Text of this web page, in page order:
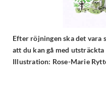
Efter röjningen ska det vara
att du kan gå med
Illustration: Rose-Marie